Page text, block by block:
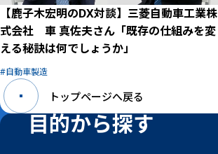
【鹿子木宏明のDX対談】三菱自動車工業株
式会社 車 真佐夫さん「既存の仕組みを変
える秘訣は何でしょうか」
自動車製造
トップページへ戻る
目的から探す